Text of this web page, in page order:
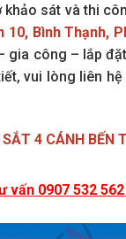
sát và thi
10, Bình Thạnh,
gia công – lắp
vui lòng liên hệ
4 CÁNH BẾN
vấn 0907 532